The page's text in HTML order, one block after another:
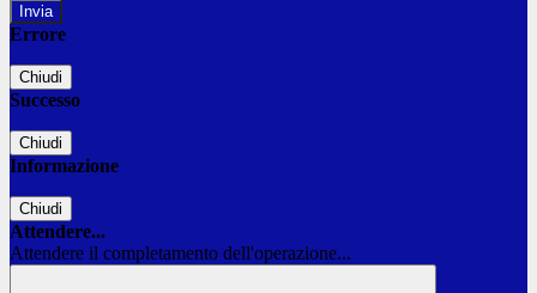
Errore
Chiudi
Successo
Chiudi
Informazione
Chiudi
Attendere...
Attendere il completamento dell'operazione...